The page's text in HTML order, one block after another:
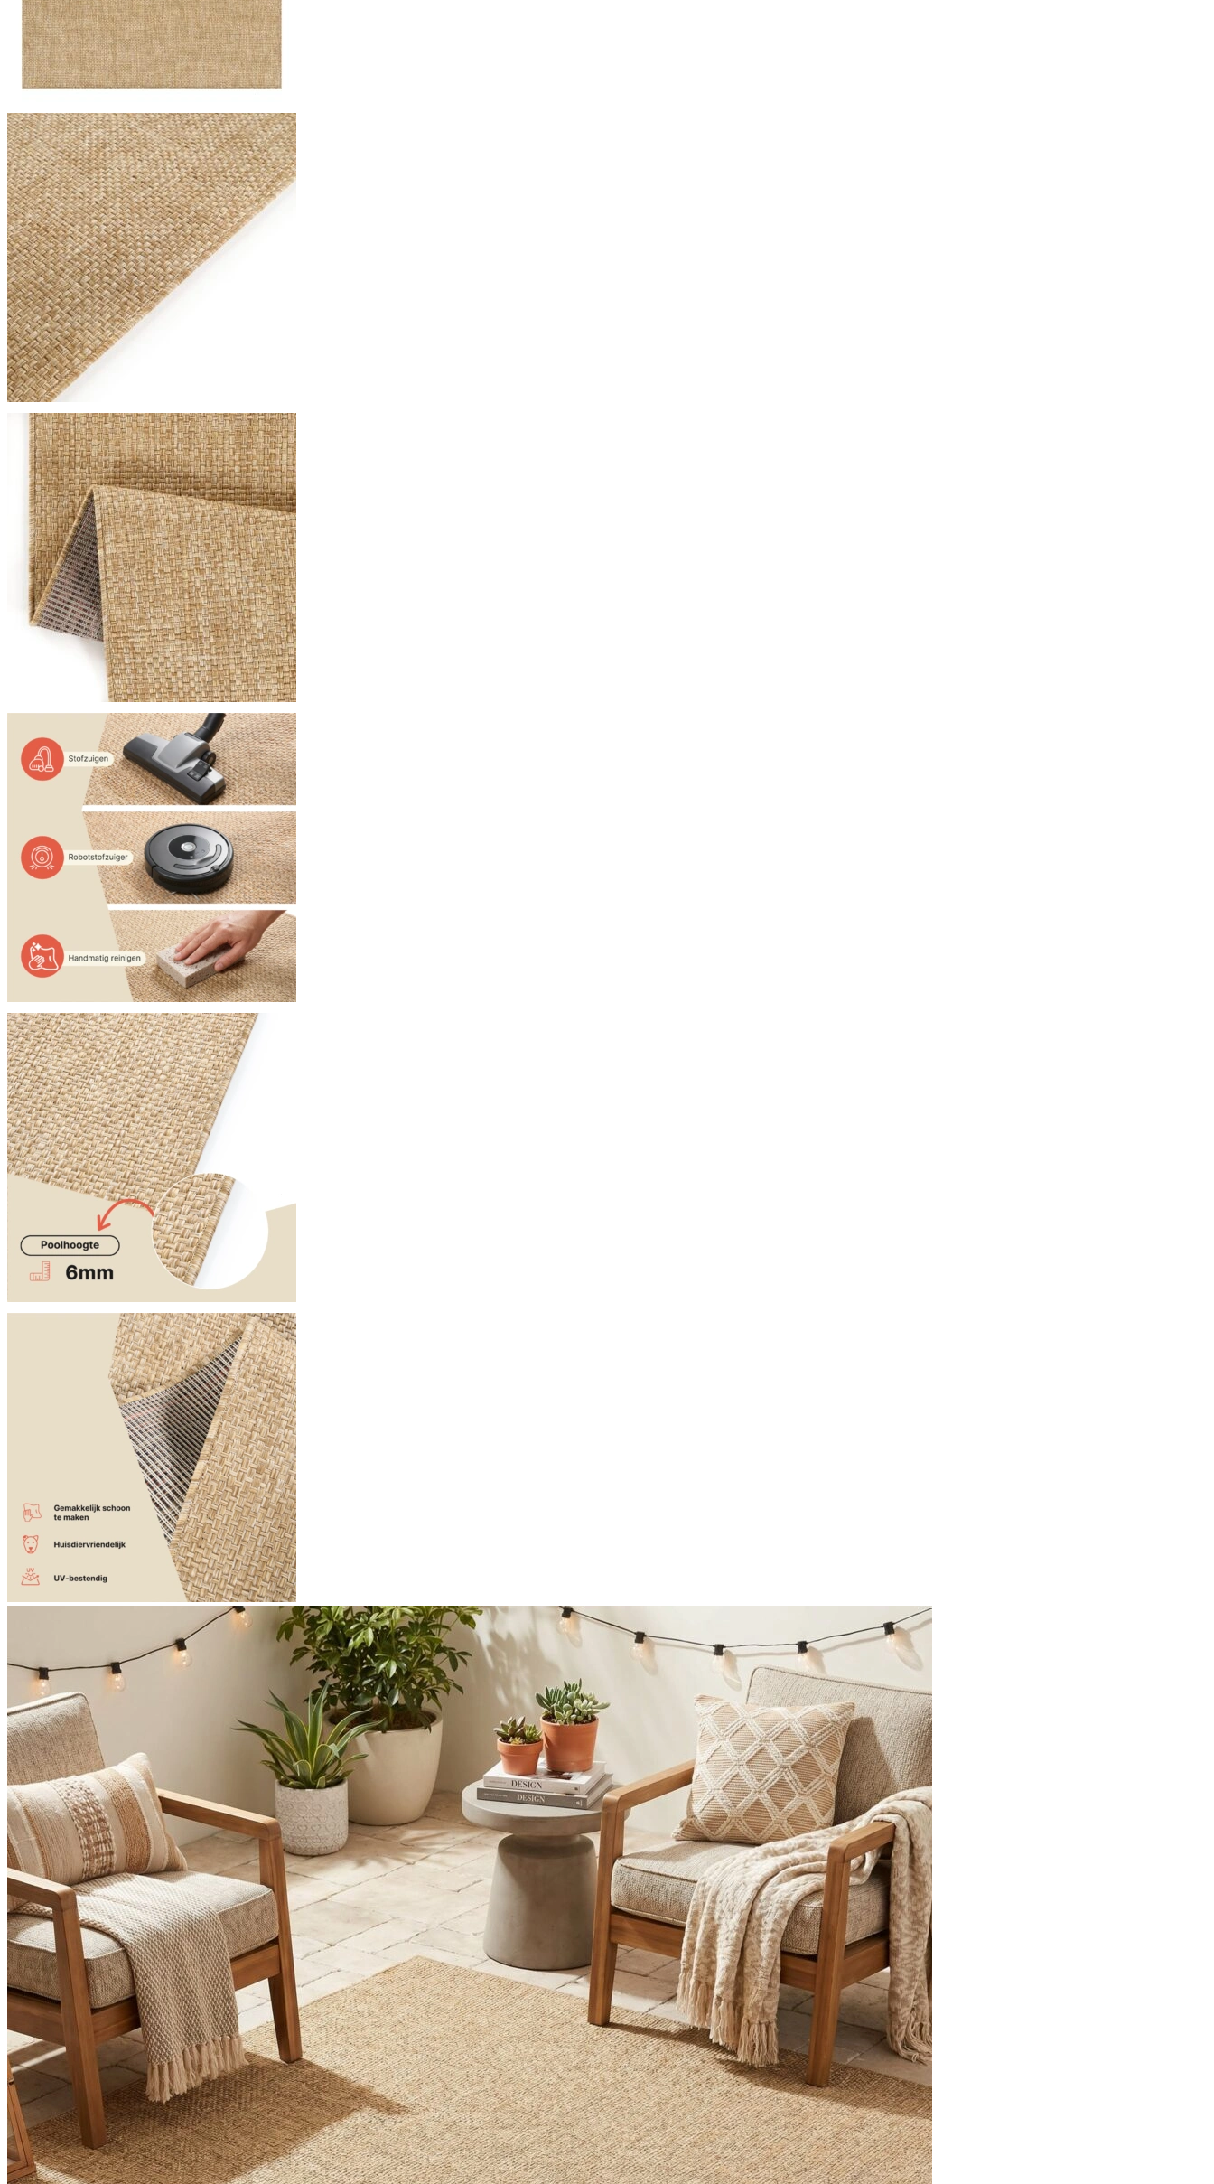
We gebruiken cookies om inhoud en advertenties te personaliseren, om sociale mediafuncties te bieden en om ons verkeer te analyseren.
Informatie over hoe u onze site gebruikt, delen we met onze partners op het gebied van sociale media, reclame en analyse. Partners kunnen
deze informatie combineren met andere gegevens die u aan hen hebt verstrekt of die zij hebben verzameld tijdens uw gebruik van hun
diensten.
Noodzakelijk
Noodzakelijke cookies zijn essentieel voor de basisfuncties van de website en de site zal niet naar behoren functioneren zonder deze. Deze
cookies slaan geen persoonlijk identificeerbare informatie op.
Voorkeuren
Cookies voor voorkeuren stellen een website in staat om informatie te onthouden die de manier waarop de website zich gedraagt of eruitziet
verandert, zoals uw voorkeurstaal of de regio waar u zich bevindt.
Statistieken
Statistische cookies helpen website-eigenaren te begrijpen hoe bezoekers omgaan met websites door anoniem informatie te verzamelen en te
rapporteren.
Niet-geclassificeerde cookies zijn cookies die in het proces van classificatie zijn, samen met de aanbieders van de individuele cookies.